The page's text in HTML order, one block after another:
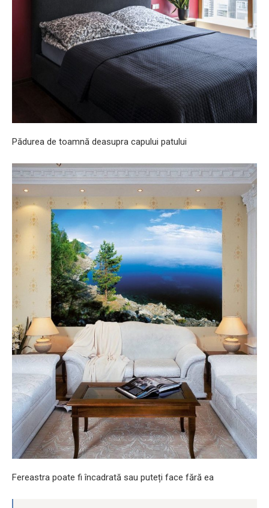
Pădurea de toamnă deasupra capului patului
Fereastra poate fi încadrată sau puteți face fără ea